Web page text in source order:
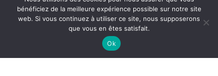
bénéficiez de la meilleure expérience possible sur notre site
web. Si vous continuez à utiliser ce site, nous supposerons
que vous en êtes satisfait.
Ok